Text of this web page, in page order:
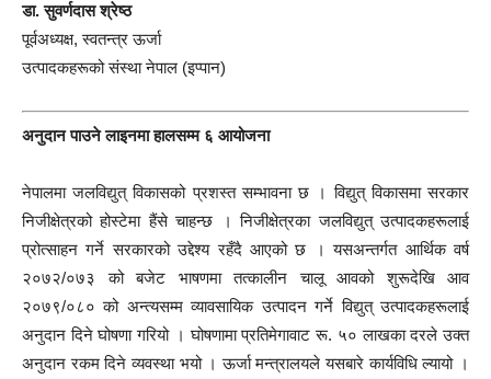
डा. सुवर्णदास श्रेष्ठ
पूर्वअध्यक्ष, स्वतन्त्र ऊर्जा
उत्पादकहरूको संस्था नेपाल (इप्पान)
अनुदान पाउने लाइनमा हालसम्म ६ आयोजना
नेपालमा जलविद्युत् विकासको प्रशस्त सम्भावना छ । विद्युत् विकासमा सरकार
निजीक्षेत्रको होस्टेमा हैंसे चाहन्छ । निजीक्षेत्रका जलविद्युत् उत्पादकहरूलाई
प्रोत्साहन गर्ने सरकारको उद्देश्य रहँदै आएको छ । यसअन्तर्गत आर्थिक वर्ष
२०७२/०७३ को बजेट भाषणमा तत्कालीन चालू आवको शुरूदेखि आव
२०७९/०८० को अन्त्यसम्म व्यावसायिक उत्पादन गर्ने विद्युत् उत्पादकहरूलाई
अनुदान दिने घोषणा गरियो । घोषणामा प्रतिमेगावाट रू. ५० लाखका दरले उक्त
अनुदान रकम दिने व्यवस्था भयो । ऊर्जा मन्त्रालयले यसबारे कार्यविधि ल्यायो ।